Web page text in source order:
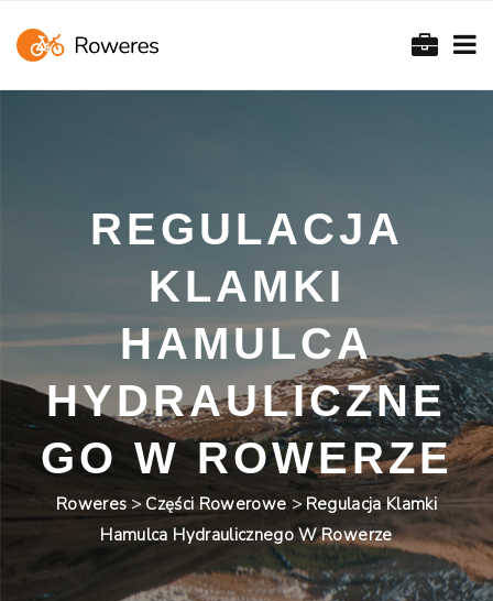
REGULACJA
KLAMKI
HAMULCA
HYDRAULICZNE
GO W ROWERZE
Roweres > Części Rowerowe>Regulacja Klamki
Hamulca Hydraulicznego W Rowerze